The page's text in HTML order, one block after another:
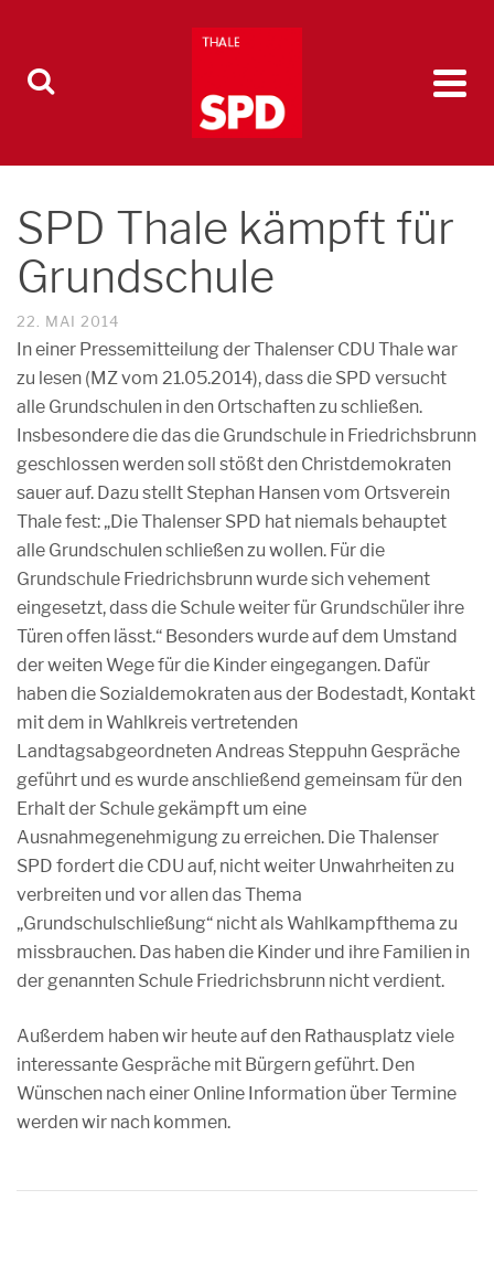
SPD Thale kämpft für
Grundschule
22. MAI 2014
In einer Pressemitteilung der Thalenser CDU Thale war
zu lesen (MZ vom 21.05.2014), dass die SPD versucht
alle Grundschulen in den Ortschaften zu schließen.
Insbesondere die das die Grundschule in Friedrichsbrunn
geschlossen werden soll stößt den Christdemokraten
sauer auf. Dazu stellt Stephan Hansen vom Ortsverein
Thale fest: „Die Thalenser SPD hat niemals behauptet
alle Grundschulen schließen zu wollen. Für die
Grundschule Friedrichsbrunn wurde sich vehement
eingesetzt, dass die Schule weiter für Grundschüler ihre
Türen offen lässt.“ Besonders wurde auf dem Umstand
der weiten Wege für die Kinder eingegangen. Dafür
haben die Sozialdemokraten aus der Bodestadt, Kontakt
mit dem in Wahlkreis vertretenden
Landtagsabgeordneten Andreas Steppuhn Gespräche
geführt und es wurde anschließend gemeinsam für den
Erhalt der Schule gekämpft um eine
Ausnahmegenehmigung zu erreichen. Die Thalenser
SPD fordert die CDU auf, nicht weiter Unwahrheiten zu
verbreiten und vor allen das Thema
„Grundschulschließung“ nicht als Wahlkampfthema zu
missbrauchen. Das haben die Kinder und ihre Familien in
der genannten Schule Friedrichsbrunn nicht verdient.
Außerdem haben wir heute auf den Rathausplatz viele
interessante Gespräche mit Bürgern geführt. Den
Wünschen nach einer Online Information über Termine
werden wir nach kommen.